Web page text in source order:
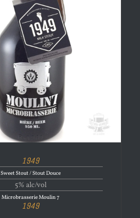
1949
Sweet Stout / Stout Douce
5% alc/vol
Microbrasserie Moulin 7
1949